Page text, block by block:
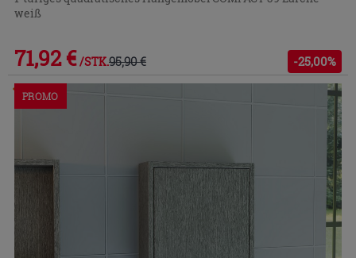
weiß
71,92 € /STK.95,90 € -25,00%
Im Geschäft oder über den Kundenservice bestellbar
PROMO